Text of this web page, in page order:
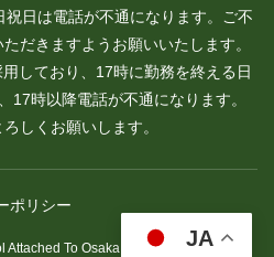
日は電話が不通になります。ご不
だきますようお願いいたします。
しており、17時に勤務を終える日
17時以降電話が不通になります。
しくお願いします。
ポリシー
To Osaka Kyoiku University.
JA